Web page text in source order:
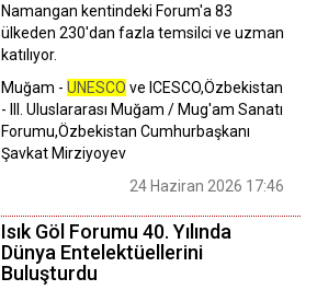
Namangan kentindeki Forum'a 83
ülkeden 230'dan fazla temsilci ve uzman
katılıyor.
Muğam - UNESCO ve ICESCO,Özbekistan
- III. Uluslararası Muğam / Mug'am Sanatı
Forumu,Özbekistan Cumhurbaşkanı
Şavkat Mirziyoyev
24 Haziran 2026 17:46
Isık Göl Forumu 40. Yılında
Dünya Entelektüellerini
Buluşturdu